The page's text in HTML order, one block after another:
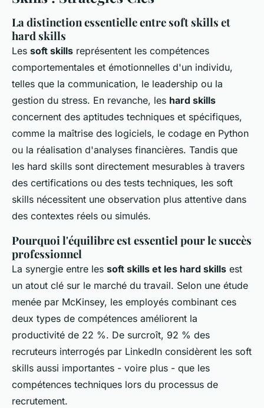
La distinction essentielle entre soft skills et
hard skills
Les soft skills représentent les compétences
comportementales et émotionnelles d'un individu,
telles que la communication, le leadership ou la
gestion du stress. En revanche, les hard skills
concernent des aptitudes techniques et spécifiques,
comme la maîtrise des logiciels, le codage en Python
ou la réalisation d'analyses financières. Tandis que
les hard skills sont directement mesurables à travers
des certifications ou des tests techniques, les soft
skills nécessitent une observation plus attentive dans
des contextes réels ou simulés.
Pourquoi l'équilibre est essentiel pour le succès
professionnel
La synergie entre les soft skills et les hard skills est
un atout clé sur le marché du travail. Selon une étude
menée par McKinsey, les employés combinant ces
deux types de compétences améliorent la
productivité de 22 %. De surcroît, 92 % des
recruteurs interrogés par LinkedIn considèrent les soft
skills aussi importantes - voire plus - que les
compétences techniques lors du processus de
recrutement.